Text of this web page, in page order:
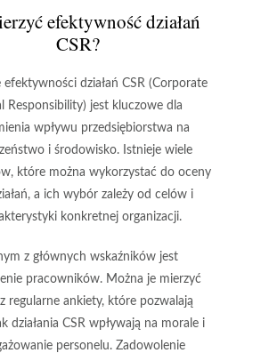
efektywność działań
CSR?
efektywności działań CSR (Corporate
Responsibility) jest kluczowe dla
wpływu przedsiębiorstwa na
i środowisko. Istnieje wiele
które można wykorzystać do oceny
a ich wybór zależy od celów i
konkretnej organizacji.
z głównych wskaźników jest
pracowników. Można je mierzyć
regularne ankiety, które pozwalają
działania CSR wpływają na morale i
personelu. Zadowolenie